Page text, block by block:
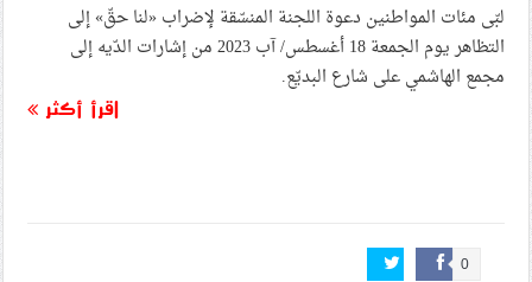
لبّى مئات المواطنين دعوة اللجنة المنسّقة لإضراب «لنا حقّ» إلى
التظاهر يوم الجمعة 18 أغسطس/ آب 2023 من إشارات الدّيه إلى
مجمع الهاشمي على شارع البديّع.
اقرأ أكثر
0